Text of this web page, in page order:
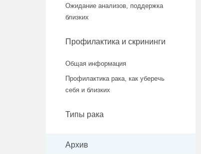
Ожидание анализов, поддержка
близких
Профилактика и скрининги
Общая информация
Профилактика рака, как уберечь
себя и близких
Типы рака
Архив